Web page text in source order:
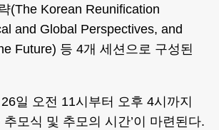
(The Korean Reunification
and Global Perspectives, and
Future) 등 4개 세션으로 구성된
일 오전 11시부터 오후 4시까지
추모식 및 추모의 시간’이 마련된다.